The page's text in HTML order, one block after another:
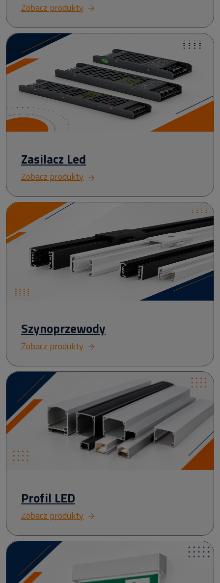
Zobacz produkty
Zasilacz Led
Zobacz produkty
Szynoprzewody
Zobacz produkty
Profil LED
Zobacz produkty